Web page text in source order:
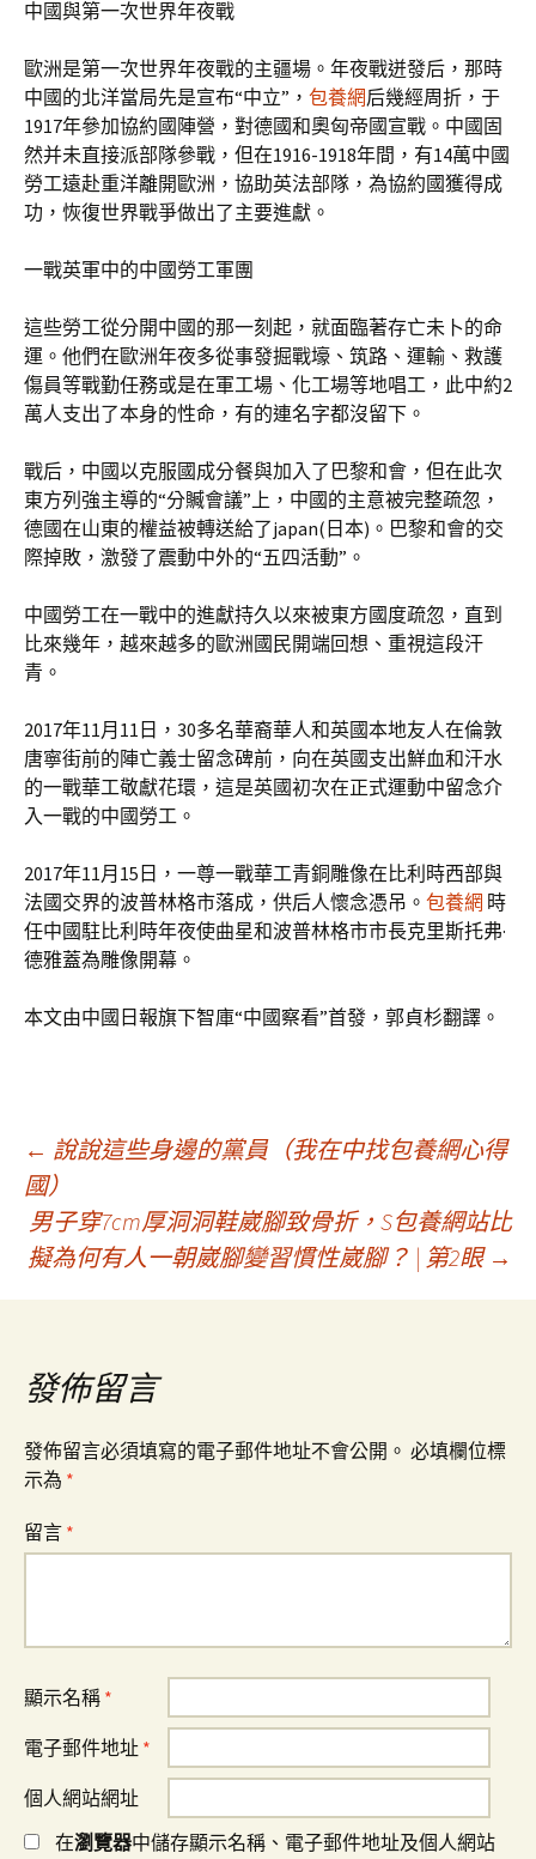
中國與第一次世界年夜戰
歐洲是第一次世界年夜戰的主疆場。年夜戰迸發后，那時
中國的北洋當局先是宣布“中立”， 包養網后幾經周折，于
1917年參加協約國陣營，對德國和奧匈帝國宣戰。中國固
然并未直接派部隊參戰，但在1916-1918年間，有14萬中國
勞工遠赴重洋離開歐洲，協助英法部隊，為協約國獲得成
功，恢復世界戰爭做出了主要進獻。
一戰英軍中的中國勞工軍團
這些勞工從分開中國的那一刻起，就面臨著存亡未卜的命
運。他們在歐洲年夜多從事發掘戰壕、筑路、運輸、救護
傷員等戰勤任務或是在軍工場、化工場等地唱工，此中約2
萬人支出了本身的性命，有的連名字都沒留下。
戰后，中國以克服國成分餐與加入了巴黎和會，但在此次
東方列強主導的“分贓會議”上，中國的主意被完整疏忽，
德國在山東的權益被轉送給了japan(日本)。巴黎和會的交
際掉敗，激發了震動中外的“五四活動”。
中國勞工在一戰中的進獻持久以來被東方國度疏忽，直到
比來幾年，越來越多的歐洲國民開端回想、重視這段汗
青。
2017年11月11日，30多名華裔華人和英國本地友人在倫敦
唐寧街前的陣亡義士留念碑前，向在英國支出鮮血和汗水
的一戰華工敬獻花環，這是英國初次在正式運動中留念介
入一戰的中國勞工。
2017年11月15日，一尊一戰華工青銅雕像在比利時西部與
法國交界的波普林格市落成，供后人懷念憑吊。 包養網 時
任中國駐比利時年夜使曲星和波普林格市市長克里斯托弗·
德雅蓋為雕像開幕。
本文由中國日報旗下智庫“中國察看”首發，郭貞杉翻譯。
文
章
導
覽
← 說說這些身邊的黨員（我在中找包養網心得
國）
男子穿7cm厚洞洞鞋崴腳致骨折，S包養網站比
擬為何有人一朝崴腳變習慣性崴腳？ | 第2眼 →
發佈留言
發佈留言必須填寫的電子郵件地址不會公開。 必填欄位標
示為 *
留言 *
顯示名稱 *
電子郵件地址 *
個人網站網址
在瀏覽器中儲存顯示名稱、電子郵件地址及個人網站